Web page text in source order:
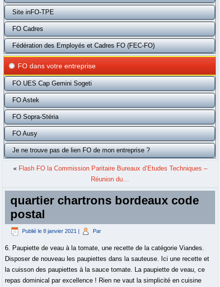
Site inFO-TPE
FO Cadres
Fédération des Employés et Cadres FO (FEC-FO)
FO dans votre entreprise
FO UES Cap Gemini Sogeti
FO Astek
FO Sopra-Stéria
FO Ausy
Je ne trouve pas de lien FO de mon entreprise ?
« Flash FO la Commission Paritaire Bureaux d’Etudes Techniques –
Réunion du…
quartier chartrons bordeaux code
postal
Publié le 8 janvier 2021 Par
6. Paupiette de veau à la tomate, une recette de la catégorie Viandes.
Disposer de nouveau les paupiettes dans la sauteuse. Ici une recette et
la cuisson des paupiettes à la sauce tomate. La paupiette de veau, ce
repas dominical par excellence ! Rien ne vaut la simplicité en cuisine